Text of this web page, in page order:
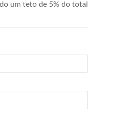
um teto de 5% do total